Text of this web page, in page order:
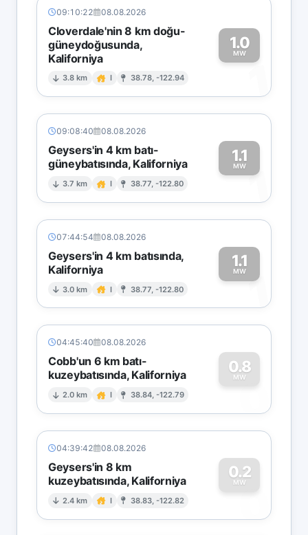
09:10:22 08.08.2026
Cloverdale'nin 8 km doğu-
güneydoğusunda,
Kaliforniya
3.8 km I 38.78, -122.94
1.0
MW
1
09:08:40 08.08.2026
Geysers'in 4 km batı-
güneybatısında, Kaliforniya
3.7 km I 38.77, -122.80
1.1
MW1
07:44:54 08.08.2026
Geysers'in 4 km batısında,
Kaliforniya
3.0 km I 38.77, -122.80
1.1
MW1
04:45:40 08.08.2026
Cobb'un 6 km batı-
kuzeybatısında, Kaliforniya
2.0 km I 38.84, -122.79
0.8
MW
0
04:39:42 08.08.2026
Geysers'in 8 km
kuzeybatısında, Kaliforniya
2.4 km I 38.83, -122.82
0.2
MW
0